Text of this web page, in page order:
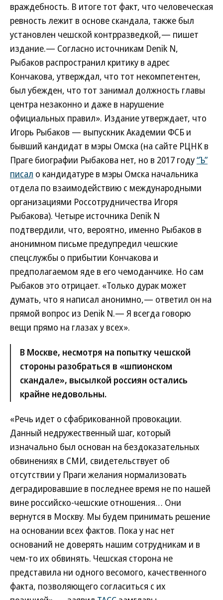
враждебность. В итоге тот факт, что человеческая
ревность лежит в основе скандала, также был
установлен чешской контрразведкой,— пишет
издание.— Согласно источникам Denik N,
Рыбаков распространил критику в адрес
Кончакова, утверждал, что тот некомпетентен,
был убежден, что тот занимал должность главы
центра незаконно и даже в нарушение
официальных правил». Издание утверждает, что
Игорь Рыбаков — выпускник Академии ФСБ и
бывший кандидат в мэры Омска (на сайте РЦНК в
Праге биографии Рыбакова нет, но в 2017 году“Ъ”
писал о кандидатуре в мэры Омска начальника
отдела по взаимодействию с международными
организациями Россотрудничества Игоря
Рыбакова). Четыре источника Denik N
подтвердили, что, вероятно, именно Рыбаков в
анонимном письме предупредил чешские
спецслужбы о прибытии Кончакова и
предполагаемом яде в его чемоданчике. Но сам
Рыбаков это отрицает. «Только дурак может
думать, что я написал анонимно,— ответил он на
прямой вопрос из Denik N.— Я всегда говорю
вещи прямо на глазах у всех».
В Москве, несмотря на попытку чешской
стороны разобраться в «шпионском
скандале», высылкой россиян остались
крайне недовольны.
«Речь идет о сфабрикованной провокации.
Данный недружественный шаг, который
изначально был основан на бездоказательных
обвинениях в СМИ, свидетельствует об
отсутствии у Праги желания нормализовать
деградировавшие в последнее время не по нашей
вине российско-чешские отношения… Они
вернутся в Москву. Мы будем принимать решение
на основании всех фактов. Пока у нас нет
оснований не доверять нашим сотрудникам и в
чем-то их обвинять. Чешская сторона не
представила ни одного весомого, качественного
факта, позволяющего согласиться с их